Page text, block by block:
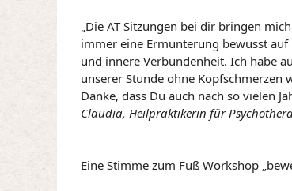
„Die AT Sitzungen bei dir bringen
immer eine Ermunterung bewusst
und innere Verbundenheit. Ich habe
unserer Stunde ohne Kopfschmerzen
Danke, dass Du auch nach so vielen
Claudia, Heilpraktikerin für
Eine Stimme zum Fuß Workshop